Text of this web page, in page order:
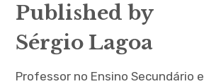
Published by
Sérgio Lagoa
Professor no Ensino Secundário e